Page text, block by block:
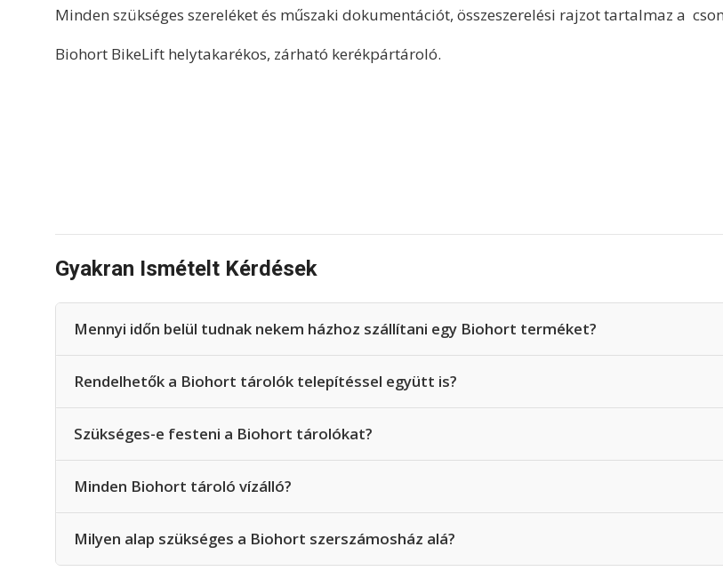
Minden szükséges szereléket és műszaki dokumentációt, összeszerelési rajzot tartalmaz a
Biohort BikeLift helytakarékos, zárható kerékpártároló.
Gyakran Ismételt Kérdések
Mennyi időn belül tudnak nekem házhoz szállítani egy Biohort terméket?
Rendelhetők a Biohort tárolók telepítéssel együtt is?
Szükséges-e festeni a Biohort tárolókat?
Minden Biohort tároló vízálló?
Milyen alap szükséges a Biohort szerszámosház alá?